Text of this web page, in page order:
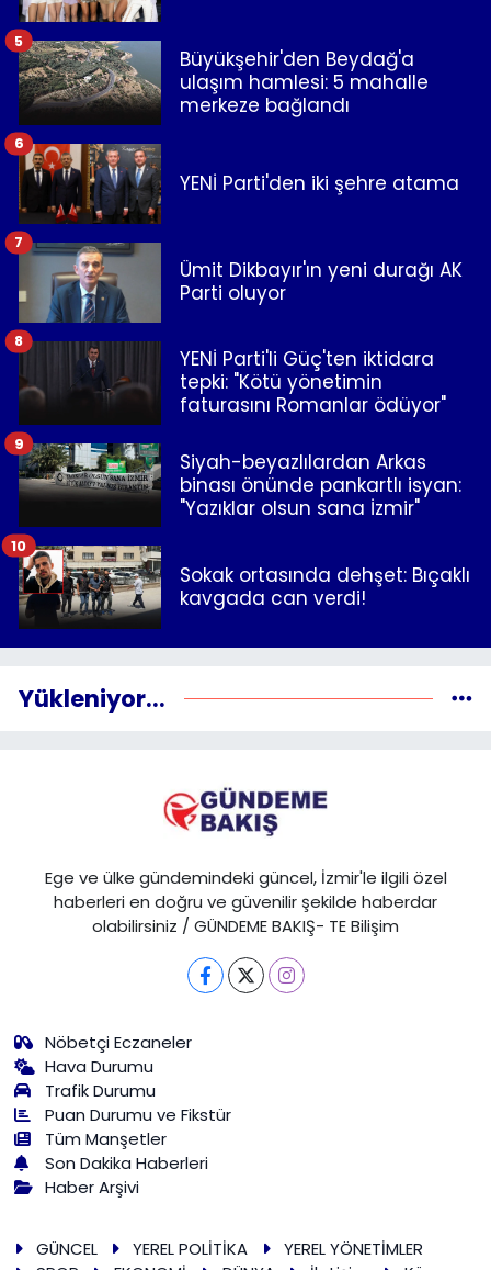
Büyükşehir'den Beydağ'a
ulaşım hamlesi: 5 mahalle
merkeze bağlandı
5
YENİ Parti'den iki şehre atama
6
Ümit Dikbayır'ın yeni durağı AK
Parti oluyor
7
YENİ Parti'li Güç'ten iktidara
tepki: "Kötü yönetimin
faturasını Romanlar ödüyor"
8
Siyah-beyazlılardan Arkas
binası önünde pankartlı isyan:
"Yazıklar olsun sana İzmir"
9
Sokak ortasında dehşet: Bıçaklı
kavgada can verdi!
10
Yükleniyor...
Ege ve ülke gündemindeki güncel, İzmir'le ilgili özel
haberleri en doğru ve güvenilir şekilde haberdar
olabilirsiniz / GÜNDEME BAKIŞ- TE Bilişim
Nöbetçi Eczaneler
Hava Durumu
Trafik Durumu
Puan Durumu ve Fikstür
Tüm Manşetler
Son Dakika Haberleri
Haber Arşivi
GÜNCEL YEREL POLİTİKA
YEREL YÖNETİMLER